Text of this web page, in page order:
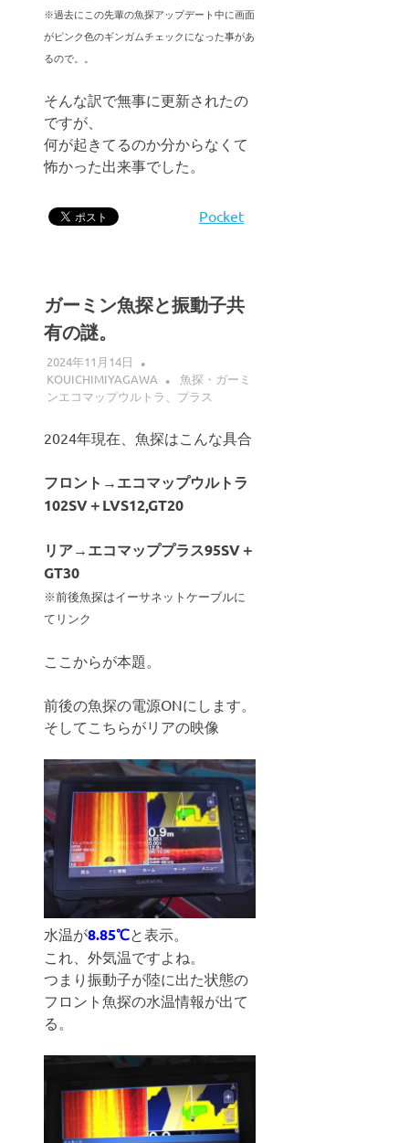
※過去にこの先輩の魚探アップデート中に画面
がピンク色のギンガムチェックになった事があ
るので。。
そんな訳で無事に更新されたの
ですが、
何が起きてるのか分からなくて
怖かった出来事でした。
Pocket
ガーミン魚探と振動子共
有の謎。
2024年11月14日
KOUICHIMIYAGAWA
魚探・ガーミ
ンエコマップウルトラ、プラス
2024年現在、魚探はこんな具合
フロント→エコマップウルトラ
102SV＋LVS12,GT20
リア→エコマッププラス95SV＋
GT30
※前後魚探はイーサネットケーブルに
てリンク
ここからが本題。
前後の魚探の電源ONにします。
そしてこちらがリアの映像
水温が8.85℃と表示。
これ、外気温ですよね。
つまり振動子が陸に出た状態の
フロント魚探の水温情報が出て
る。